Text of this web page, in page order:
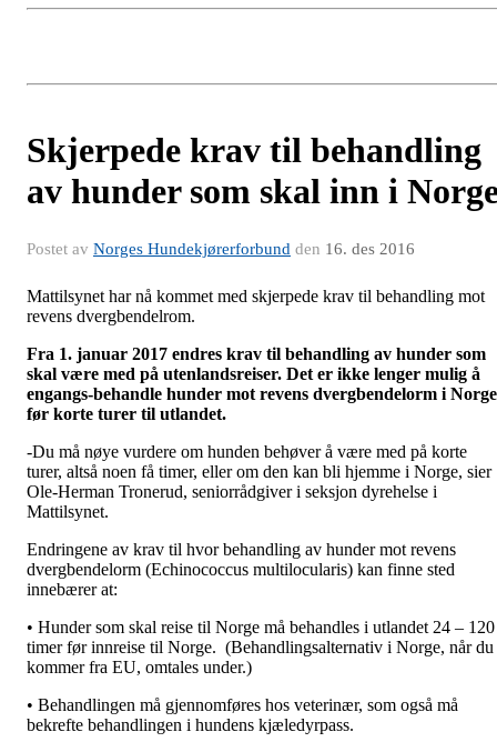
Skjerpede krav til behandling
av hunder som skal inn i
Postet av Norges Hundekjørerforbund den 16. des 2016
Mattilsynet har nå kommet med skjerpede krav til behandling mot
revens dvergbendelrom.
Fra 1. januar 2017 endres krav til behandling av hunder som
skal være med på utenlandsreiser. Det er ikke lenger mulig å
engangs-behandle hunder mot revens dvergbendelorm i Norge
før korte turer til utlandet.
-Du må nøye vurdere om hunden behøver å være med på korte
turer, altså noen få timer, eller om den kan bli hjemme i Norge, sier
Ole-Herman Tronerud, seniorrådgiver i seksjon dyrehelse i
Mattilsynet.
Endringene av krav til hvor behandling av hunder mot revens
dvergbendelorm (Echinococcus multilocularis) kan finne sted
innebærer at:
• Hunder som skal reise til Norge må behandles i utlandet 24 – 120
timer før innreise til Norge. (Behandlingsalternativ i Norge, når du
kommer fra EU, omtales under.)
• Behandlingen må gjennomføres hos veterinær, som også må
bekrefte behandlingen i hundens kjæledyrpass.